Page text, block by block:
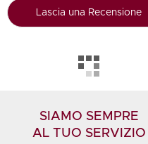
Lascia una Recensione
SIAMO SEMPRE
AL TUO SERVIZIO